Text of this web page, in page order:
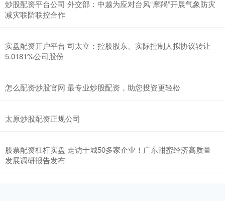
炒股配资平台公司 外交部：中越为应对台风“摩羯”开展气象防灾
减灾联防联控合作
实盘配资开户平台 司太立：控股股东、实际控制人拟协议转让
5.0181%公司股份
怎么配资炒股官网 最专业炒股配资，助您投资更轻松
太原炒股配资正规公司
股票配资杠杆实盘 走访十城50多家企业！广东甜蜜经济高质量
发展调研报告发布